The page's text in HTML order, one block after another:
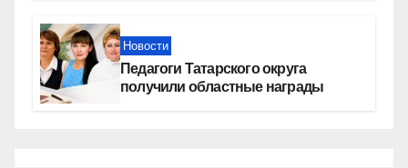
Новости
Педагоги Татарского округа
получили областные награды